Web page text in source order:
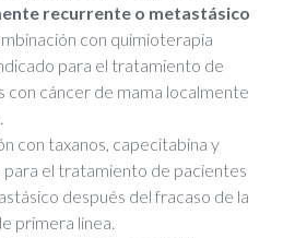
recurrente o metastásico
con quimioterapia
para el tratamiento de
con cáncer de mama localmente
con taxanos, capecitabina y
el tratamiento de pacientes
después del fracaso de la
primera línea.